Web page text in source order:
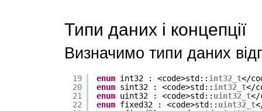
Типи даних і концепції
Визначимо типи даних
19
20
21
22
enum int32 : <code>std:: int32_t</
enum sint32 : <code>std:: int32_t</
enum uint32 : <code>std:: uint32_t</
enum fixed32 : <code>std:: uint32_t